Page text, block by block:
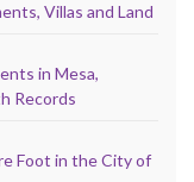
Villas and Land
in Mesa,
Records
Foot in the City of